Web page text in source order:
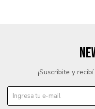
¡Suscribite y